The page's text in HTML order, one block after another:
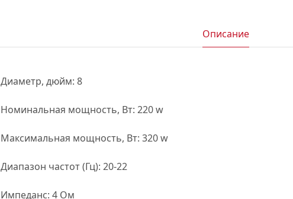
Описание
Диаметр, дюйм: 8
Номинальная мощность, Вт: 220 w
Максимальная мощность, Вт: 320 w
Диапазон частот (Гц): 20-22
Импеданс: 4 Ом